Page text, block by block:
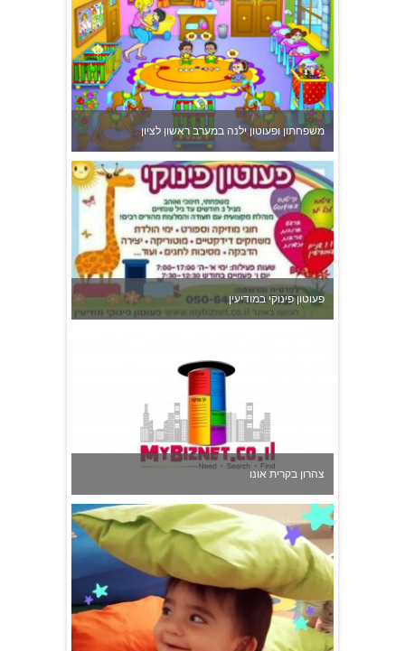
פעוטון פינוקי במודיעין
צהרון בקרית אונו